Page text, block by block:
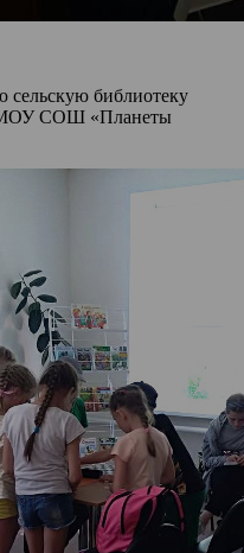
сельскую библиотеку
МОУ СОШ «Планеты